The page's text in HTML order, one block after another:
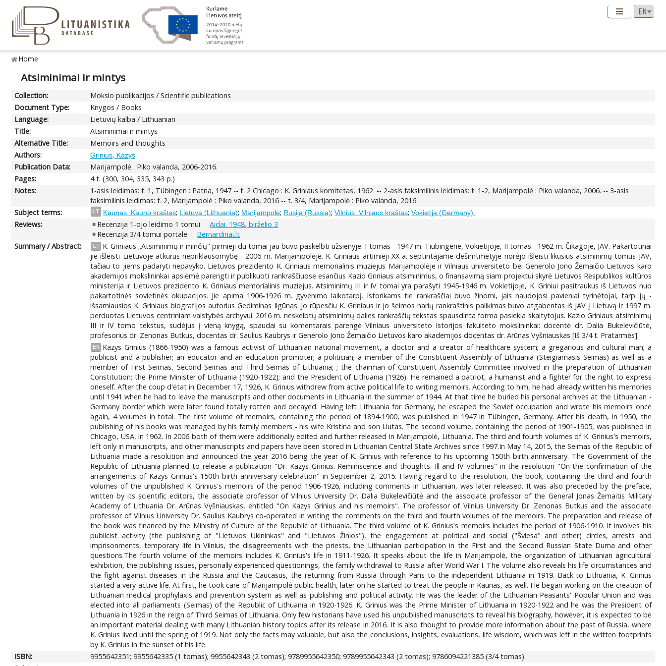
Home
Atsiminimai ir mintys
Collection:
Mokslo publikacijos / Scientific publications
Document Type:
Knygos / Books
Language:
Lietuvių kalba / Lithuanian
Title:
Atsiminimai ir mintys
Alternative Title:
Memoirs and thoughts
Authors:
Grinius, Kazys
Publication Data:
Marijampolė : Piko valanda, 2006-2016.
Pages:
4 t. (300, 304, 335, 343 p.)
Notes:
1-asis leidimas: t. 1, Tübingen : Patria, 1947 -- t. 2 Chicago : K. Griniaus komitetas, 1962. -- 2-asis faksimilinis leidimas: t. 1-2, Marijampolė : Piko valanda, 2006. -- 3-asis
faksimilinis leidimas: t. 2, Marijampolė : Piko valanda, 2016 -- t. 3/4, Marijampolė : Piko valanda, 2016.
Subject terms:
LT Kaunas. Kauno kraštas; Lietuva (Lithuania); Marijampolė; Rusija (Russia);Vilnius. Vilniaus kraštas;Vokietija (Germany).
Reviews: Recenzija 1-ojo leidimo 1 tomui
Aidai. 1948, birželio 3
Recenzija 3/4 tomui portale
Bernardinai.lt
Summary / Abstract:
LT K. Griniaus „Atsiminimų ir minčių" pirmieji du tomai jau buvo paskelbti užsienyje: I tomas - 1947 m. Tiubingene, Vokietijoje, II tomas - 1962 m. Čikagoje, JAV. Pakartotinai
jie išleisti Lietuvoje atkūrus nepriklausomybę - 2006 m. Marijampolėje. K. Griniaus artimieji XX a. septintajame dešimtmetyje norėjo išleisti likusius atsiminimų tomus JAV,
tačiau to jiems padaryti nepavyko. Lietuvos prezidento K. Griniaus memorialinis muziejus Marijampolėje ir Vilniaus universiteto bei Generolo Jono Žemaičio Lietuvos karo
akademijos mokslininkai apsiėmė parengti ir publikuoti rankraščiuose esančius Kazio Griniaus atsiminimus, o finansavimą siam projektui skyrė Lietuvos Respublikos kultūros
ministerija ir Lietuvos prezidento K. Griniaus memorialinis muziejus. Atsiminimų III ir IV tomai yra parašyti 1945-1946 m. Vokietijoje, K. Griniui pasitraukus iš Lietuvos nuo
pakartotinės sovietinės okupacijos. Jie apima 1906-1926 m. gyvenimo laikotarpį. Istorikams tie rankraščiai buvo žinomi, jais naudojosi pavieniai tyrinėtojai, tarp jų -
išsamiausios K. Griniaus biografijos autorius Gediminas Ilgūnas. Jo rūpesčiu K. Griniaus ir jo šeimos narių rankraštinis palikimas buvo atgabentas iš JAV į Lietuvą ir 1997 m.
perduotas Lietuvos centriniam valstybės archyvui. 2016 m. neskelbtų atsiminimų dalies rankraščių tekstas spausdinta forma pasiekia skaitytojus. Kazio Griniaus atsiminimų
III ir IV tomo tekstus, sudėjus į vieną knygą, spaudai su komentarais parengė Vilniaus universiteto Istorijos fakulteto mokslininkai: docentė dr. Dalia Bukelevičiūtė,
profesorius dr. Zenonas Butkus, docentas dr. Saulius Kaubrys ir Generolo Jono Žemaičio Lietuvos karo akademijos docentas dr. Arūnas Vyšniauskas [Iš 3/4 t. Pratarmės].
EN
Kazys Grinius (1866-1950) was a famous activist of Lithuanian national movement, a doctor and a creator of healthcare system; a gregarious and cultural man; a
publicist and a publisher; an educator and an education promoter; a politician; a member of the Constituent Assembly of Lithuania (Steigiamasis Seimas) as well as a
member of First Seimas, Second Seimas and Third Seimas of Lithuania; ; the chairman of Constituent Assembly Committee involved in the preparation of Lithuanian
Constitution; the Prime Minister of Lithuania (1920-1922); and the President of Lithuania (1926). He remained a patriot, a humanist and a fighter for the right to express
oneself. After the coup d'ėtat in December 17, 1926, K. Grinius withdrew from active political life to writing memoirs. According to him, he had already written his memories
until 1941 when he had to leave the manuscripts and other documents in Lithuania in the summer of 1944. At that time he buried his personal archives at the Lithuanian -
Germany border which were later found totally rotten and decayed. Having left Lithuania for Germany, he escaped the Soviet occupation and wrote his memoirs once
again, 4 volumes in total. The first volume of memoirs, containing the period of 1894-1900, was published in 1947 in Tübingen, Germany. After his death, in 1950, the
publishing of his books was managed by his family members - his wife Kristina and son Liutas. The second volume, containing the period of 1901-1905, was published in
Chicago, USA, in 1962. In 2006 both of them were additionally edited and further released in Marijampolė, Lithuania. The third and fourth volumes of K. Grinius's memoirs,
left only in manuscripts, and other manuscripts and papers have been stored in Lithuanian Central State Archives since 1997.In May 14, 2015, the Seimas of the Republic of
Lithuania made a resolution and announced the year 2016 being the year of K. Grinius with reference to his upcoming 150th birth anniversary. The Government of the
Republic of Lithuania planned to release a publication "Dr. Kazys Grinius. Reminiscence and thoughts. Ill and IV volumes" in the resolution "On the confirmation of the
arrangements of Kazys Grinius's 150th birth anniversary celebration" in September 2, 2015. Having regard to the resolution, the book, containing the third and fourth
volumes of the unpublished K. Grinius's memoirs of the period 1906-1926, including comments in Lithuanian, was later released. It was also preceded by the preface,
written by its scientific editors, the associate professor of Vilnius University Dr. Dalia Bukelevičiūtė and the associate professor of the General Jonas Žemaitis Military
Academy of Lithuania Dr. Arūnas Vyšniauskas, entitled "On Kazys Grinius and his memoirs". The professor of Vilnius University Dr. Zenonas Butkus and the associate
professor of Vilnius University Dr. Saulius Kaubrys co-operated in writing the comments on the third and fourth volumes of the memoirs. The preparation and release of
the book was financed by the Ministry of Culture of the Republic of Lithuania. The third volume of K. Grinius's memoirs includes the period of 1906-1910. It involves his
publicist activity (the publishing of "Lietuvos Ūkininkas" and "Lietuvos Žinios"), the engagement at political and social ("Šviesa" and other) circles, arrests and
imprisonments, temporary life in Vilnius, the disagreements with the priests, the Lithuanian participation in the First and the Second Russian State Duma and other
questions.The fourth volume of the memoirs includes K. Grinius's life in 1911-1926. It speaks about the life in Marijampolė, the organization of Lithuanian agricultural
exhibition, the publishing issues, personally experienced questionings, the family withdrawal to Russia after World War I. The volume also reveals his life circumstances and
the fight against diseases in the Russia and the Caucasus, the returning from Russia through Paris to the independent Lithuania in 1919. Back to Lithuania, K. Grinius
started a very active life. At first, he took care of Marijampolė public health, later on he started to treat the people in Kaunas, as well. He began working on the creation of
Lithuanian medical prophylaxis and prevention system as well as publishing and political activity. He was the leader of the Lithuanian Peasants' Popular Union and was
elected into all parliaments (Seimas) of the Republic of Lithuania in 1920-1926. K. Grinius was the Prime Minister of Lithuania in 1920-1922 and he was the President of
Lithuania in 1926 in the reign of Third Seimas of Lithuania. Only few historians have used his unpublished manuscripts to reveal his biography, however, it is expected to be
an important material dealing with many Lithuanian history topics after its release in 2016. It is also thought to provide more information about the past of Russia, where
K. Grinius lived until the spring of 1919. Not only the facts may valuable, but also the conclusions, insights, evaluations, life wisdom, which was left in the written footprints
by K. Grinius in the sunset of his life.
ISBN:
9955642351; 9955642335 (1 tomas); 9955642343 (2 tomas); 9789955642350; 9789955642343 (2 tomas); 9786094221385 (3/4 tomas)